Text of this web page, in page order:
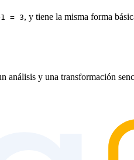
= 3, y tiene la misma forma
análisis y una transformación